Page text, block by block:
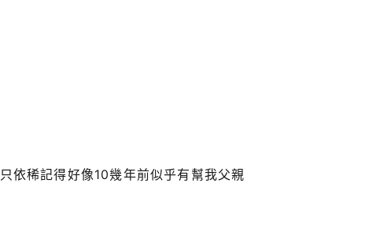
依稀記得好像10幾年前似乎有幫我父親